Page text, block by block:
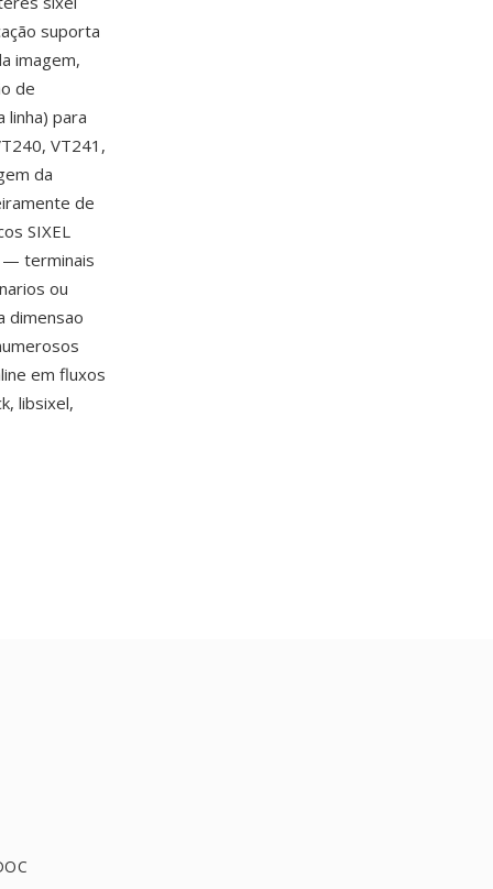
suporta
imagem,
de
linha) para
VT241,
da
de
SIXEL
— terminais
ou
dimensao
em fluxos
libsixel,